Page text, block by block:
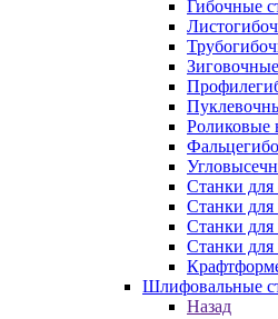
Гибочные
Роликовые
Станки для
Станки для
Станки для
Станки для
Шлифовальные
Назад